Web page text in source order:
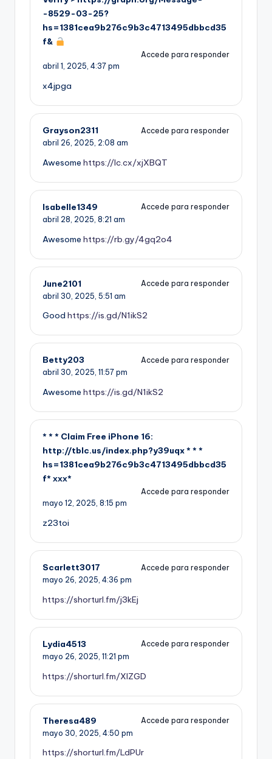
-8529-03-25?
hs=1381cea9b276c9b3c4713495dbbcd35
f&
Accede para responder
abril 1, 2025, 4:37 pm
x4jpga
Grayson2311
Accede para responder
abril 26, 2025, 2:08 am
Awesome https://lc.cx/xjXBQT
Isabelle1349
Accede para responder
abril 28, 2025, 8:21 am
Awesome https://rb.gy/4gq2o4
June2101
Accede para responder
abril 30, 2025, 5:51 am
Good https://is.gd/N1ikS2
Betty203
Accede para responder
abril 30, 2025, 11:57 pm
Awesome https://is.gd/N1ikS2
* * * Claim Free iPhone 16:
http://tblc.us/index.php?y39uqx * * *
hs=1381cea9b276c9b3c4713495dbbcd35
f* ххх*
Accede para responder
mayo 12, 2025, 8:15 pm
z23toi
Scarlett3017
Accede para responder
mayo 26, 2025, 4:36 pm
https://shorturl.fm/j3kEj
Lydia4513
Accede para responder
mayo 26, 2025, 11:21 pm
https://shorturl.fm/XIZGD
Theresa489
Accede para responder
mayo 30, 2025, 4:50 pm
https://shorturl.fm/LdPUr